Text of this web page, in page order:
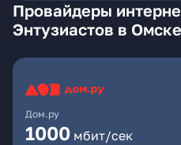
Провайдеры
Энтузиастов в Омске
Дом.ру
1000 мбит/сек